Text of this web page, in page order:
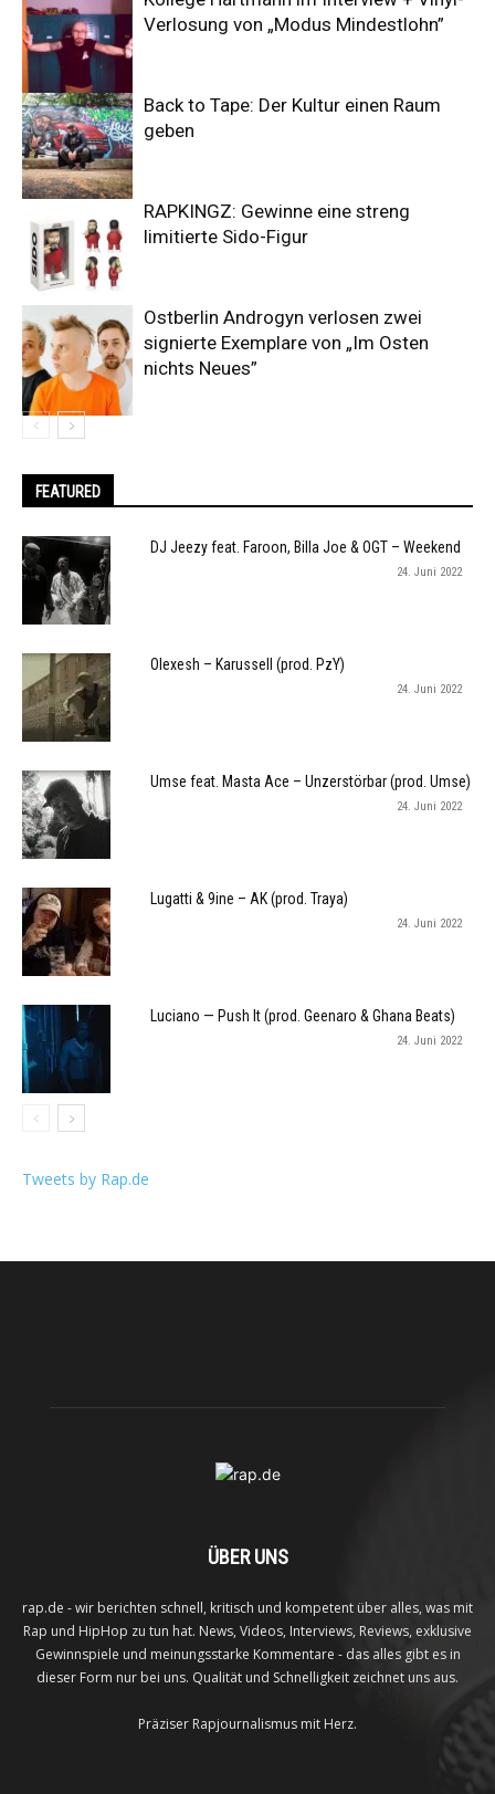
Verlosung von „Modus Mindestlohn”
Back to Tape: Der Kultur einen Raum
geben
RAPKINGZ: Gewinne eine streng
limitierte Sido-Figur
Ostberlin Androgyn verlosen zwei
signierte Exemplare von „Im Osten
nichts Neues”
FEATURED
DJ Jeezy feat. Faroon, Billa Joe & OGT – Weekend
24. Juni 2022
Olexesh – Karussell (prod. PzY)
24. Juni 2022
Umse feat. Masta Ace – Unzerstörbar (prod. Umse)
24. Juni 2022
Lugatti & 9ine – AK (prod. Traya)
24. Juni 2022
Luciano — Push It (prod. Geenaro & Ghana Beats)
24. Juni 2022
Tweets by Rap.de
ÜBER UNS
rap.de - wir berichten schnell, kritisch und kompetent über alles, was mit
Rap und HipHop zu tun hat. News, Videos, Interviews, Reviews, exklusive
Gewinnspiele und meinungsstarke Kommentare - das alles gibt es in
dieser Form nur bei uns. Qualität und Schnelligkeit zeichnet uns aus.
Präziser Rapjournalismus mit Herz.